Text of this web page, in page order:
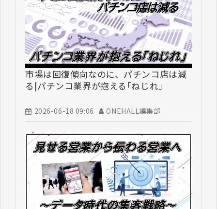
市場は回復傾向なのに、パチンコ店は減
る|パチンコ業界が抱える｢ねじれ｣
2026-06-18 09:06 ONEHALL編集部